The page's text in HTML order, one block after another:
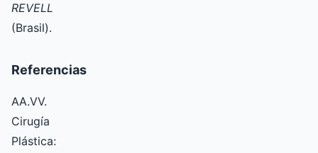
REVELL
(Brasil).
Referencias
AA.VV.
Cirugía
Plástica: